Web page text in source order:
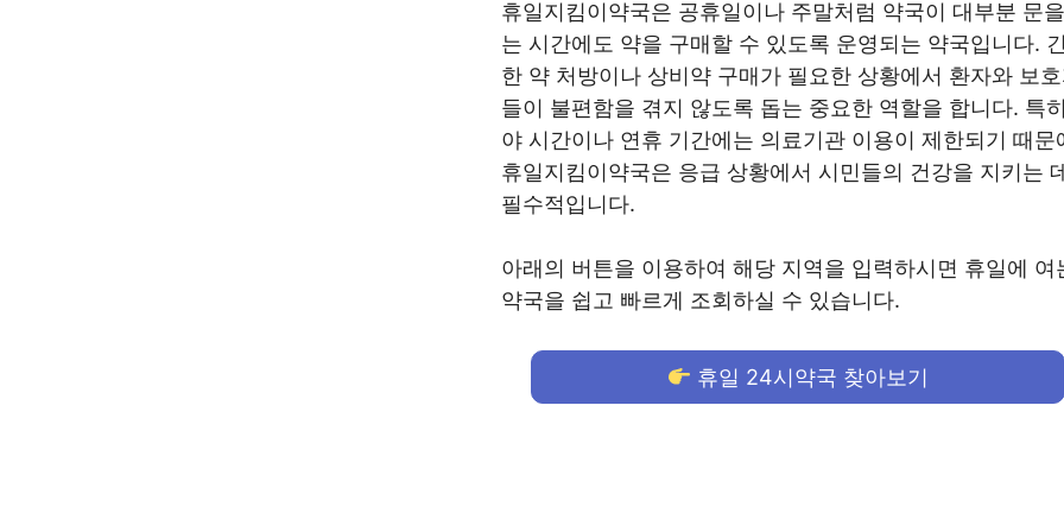
휴일지킴이약국은 공휴일이나 주말처럼 약국이 대부분 문
는 시간에도 약을 구매할 수 있도록 운영되는 약국입니다.
한 약 처방이나 상비약 구매가 필요한 상황에서 환자와 보
들이 불편함을 겪지 않도록 돕는 중요한 역할을 합니다. 특
야 시간이나 연휴 기간에는 의료기관 이용이 제한되기 때문
휴일지킴이약국은 응급 상황에서 시민들의 건강을 지키는
필수적입니다.
아래의 버튼을 이용하여 해당 지역을 입력하시면 휴일에 여
약국을 쉽고 빠르게 조회하실 수 있습니다.
휴일 24시약국 찾아보기